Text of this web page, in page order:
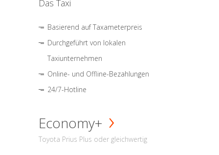
Das Taxi
Basierend auf Taxameterpreis
Durchgeführt von lokalen
Taxiunternehmen
Online- und Offline-Bezahlungen
24/7-Hotline
Economy+
Toyota Prius Plus oder gleichwertig